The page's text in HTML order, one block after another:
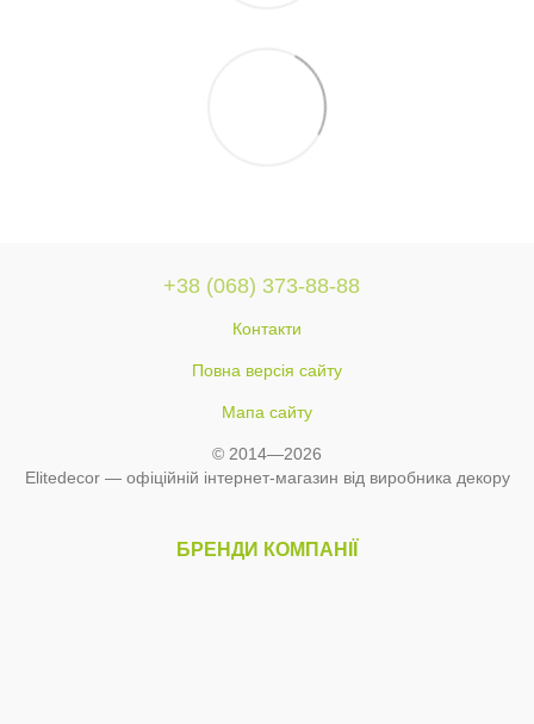
+38 (068) 373-88-88
Контакти
Повна версія сайту
Мапа сайту
© 2014—2026
Elitedecor — офіційній інтернет-магазин від виробника декору
БРЕНДИ КОМПАНІЇ